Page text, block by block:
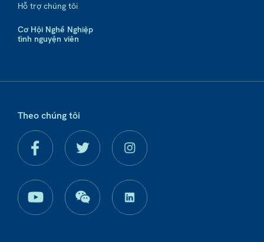
Hỗ trợ chúng tôi
Cơ Hội Nghề Nghiệp
tình nguyện viên
Theo chúng tôi